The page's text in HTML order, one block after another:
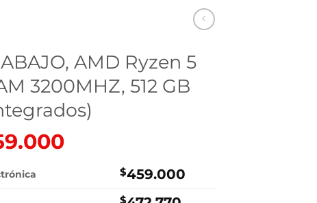
AMD Ryzen 5
3200MHZ, 512 GB
El
$459.000
$